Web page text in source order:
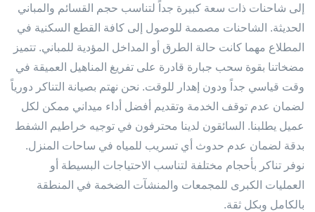
إلى شاحنات ذات سعة كبيرة جداً لتناسب حجم القسائم والمباني
الحديثة. الشاحنات مصممة للوصول إلى كافة القطع السكنية في
المطلاع مهما كانت حالة الطرق أو المداخل المؤدية للمباني. تتميز
مضخاتنا بقوة سحب جبارة قادرة على تفريغ المناهيل العميقة في
وقت قياسي جداً ودون إهدار للوقت. نحن نهتم بصيانة التناكر دورياً
لضمان عدم توقف الخدمة وتقديم أفضل أداء ميداني ممكن لكل
عميل يطلبنا. السائقون لدينا محترفون في توجيه خراطيم الشفط
بدقة لضمان عدم حدوث أي تسريب للمياه في ساحات المنزل.
نوفر تناكر بأحجام مختلفة لتناسب الاحتياجات البسيطة أو
العمليات الكبرى للمجمعات والمنشآت الضخمة في المنطقة
بالكامل وبكل ثقة.